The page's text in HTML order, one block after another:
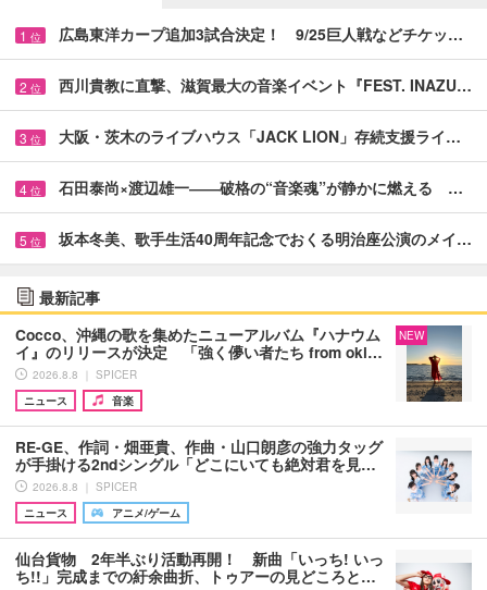
1 位 広島東洋カープ追加3試合決定！ 9/25巨人戦などチケッ…
2 位 西川貴教に直撃、滋賀最大の音楽イベント『FEST. INAZU…
3 位 大阪・茨木のライブハウス「JACK LION」存続支援ライ…
4 位 石田泰尚×渡辺雄一――破格の“音楽魂”が静かに燃える …
5 位 坂本冬美、歌手生活40周年記念でおくる明治座公演のメイ…
最新記事
Cocco、沖縄の歌を集めたニューアルバム『ハナウム
イ』のリリースが決定 「強く儚い者たち from oki…
2026.8.8 ｜ SPICER
ニュース
音楽
NEW
RE-GE、作詞・畑亜貴、作曲・山口朗彦の強力タッグ
が手掛ける2ndシングル「どこにいても絶対君を見…
2026.8.8 ｜ SPICER
ニュース
アニメ/ゲーム
仙台貨物 2年半ぶり活動再開！ 新曲「いっち! いっ
ち!!」完成までの紆余曲折、トゥアーの見どころと…